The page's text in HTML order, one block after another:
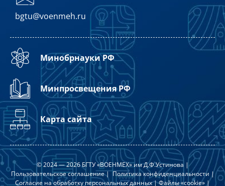
bgtu@voenmeh.ru
Минобрнауки РФ
Минпросвещения РФ
Карта сайта
© 2024 — 2026 БГТУ «ВОЕНМЕХ» им Д.Ф.Устинова |
Пользовательское соглашение|Политика конфиденциальности |
Согласие на обработку персональных данных|Файлы «cookie»|